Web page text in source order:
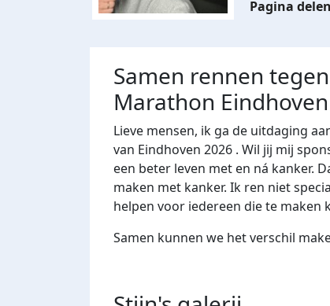
Samen rennen
Marathon
Lieve mensen, ik ga de uitdaging
van Eindhoven 2026 . Wil jij mij
een beter leven met en ná kanker.
maken met kanker. Ik ren niet
helpen voor iedereen die te maken
Samen kunnen we het verschil